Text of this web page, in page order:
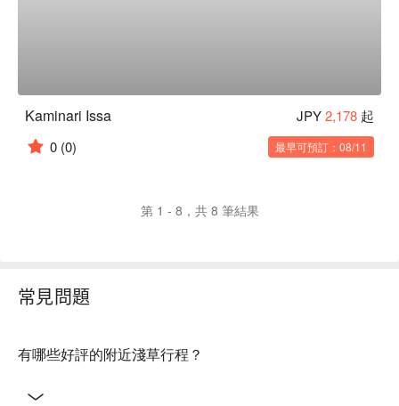
Kaminari Issa JPY2,178 起
0 (0) 最早可預訂：08/11
第 1 - 8，共 8 筆結果
常見問題
有哪些好評的附近淺草行程？